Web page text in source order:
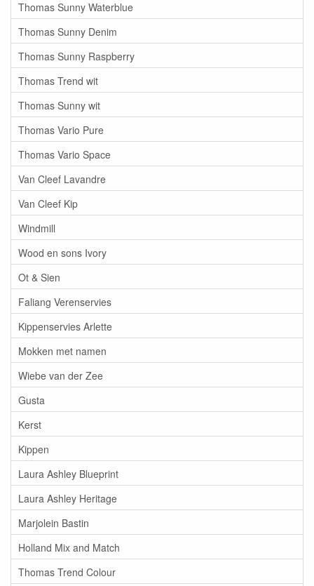
Thomas Sunny Waterblue
Thomas Sunny Denim
Thomas Sunny Raspberry
Thomas Trend wit
Thomas Sunny wit
Thomas Vario Pure
Thomas Vario Space
Van Cleef Lavandre
Van Cleef Kip
Windmill
Wood en sons Ivory
Ot & Sien
Faliang Verenservies
Kippenservies Arlette
Mokken met namen
Wiebe van der Zee
Gusta
Kerst
Kippen
Laura Ashley Blueprint
Laura Ashley Heritage
Marjolein Bastin
Holland Mix and Match
Thomas Trend Colour